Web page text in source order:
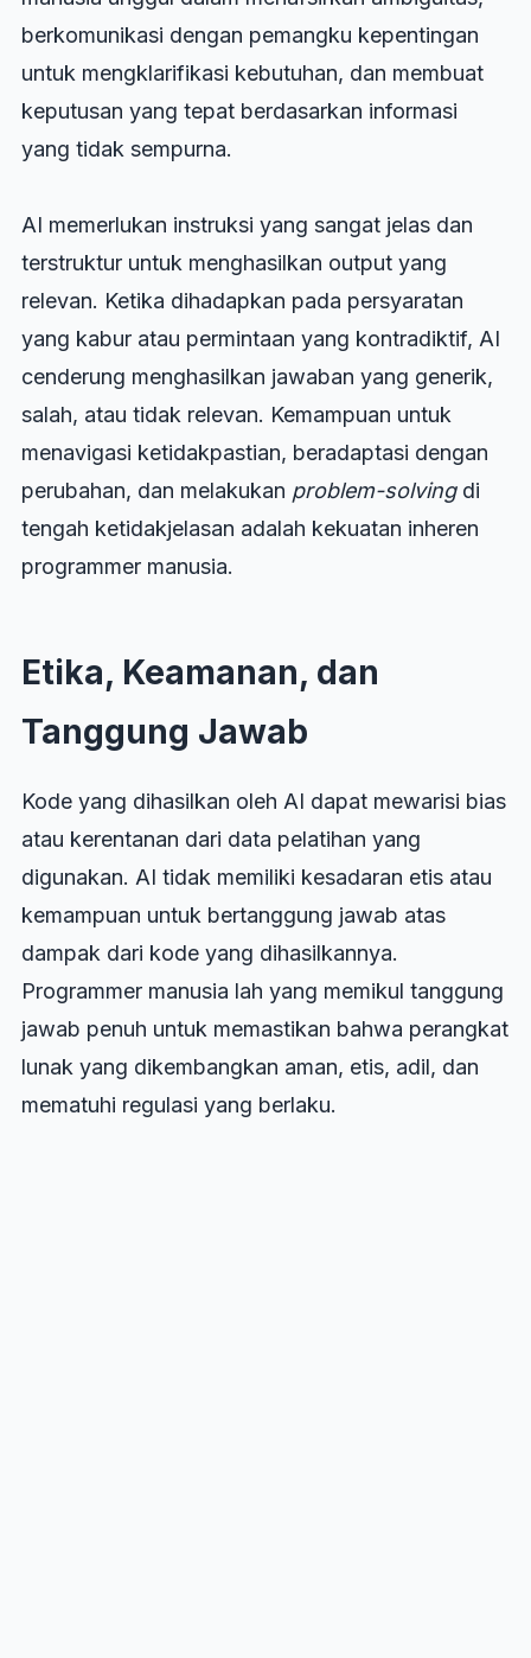
berkomunikasi dengan pemangku kepentingan
untuk mengklarifikasi kebutuhan, dan membuat
keputusan yang tepat berdasarkan informasi
yang tidak sempurna.
AI memerlukan instruksi yang sangat jelas dan
terstruktur untuk menghasilkan output yang
relevan. Ketika dihadapkan pada persyaratan
yang kabur atau permintaan yang kontradiktif, AI
cenderung menghasilkan jawaban yang generik,
salah, atau tidak relevan. Kemampuan untuk
menavigasi ketidakpastian, beradaptasi dengan
perubahan, dan melakukan problem-solvingdi
tengah ketidakjelasan adalah kekuatan inheren
programmer manusia.
Etika, Keamanan, dan
Tanggung Jawab
Kode yang dihasilkan oleh AI dapat mewarisi bias
atau kerentanan dari data pelatihan yang
digunakan. AI tidak memiliki kesadaran etis atau
kemampuan untuk bertanggung jawab atas
dampak dari kode yang dihasilkannya.
Programmer manusia lah yang memikul tanggung
jawab penuh untuk memastikan bahwa perangkat
lunak yang dikembangkan aman, etis, adil, dan
mematuhi regulasi yang berlaku.